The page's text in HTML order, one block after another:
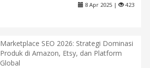
8 Apr 2025 | 423
Marketplace SEO 2026: Strategi Dominasi
Produk di Amazon, Etsy, dan Platform
Global